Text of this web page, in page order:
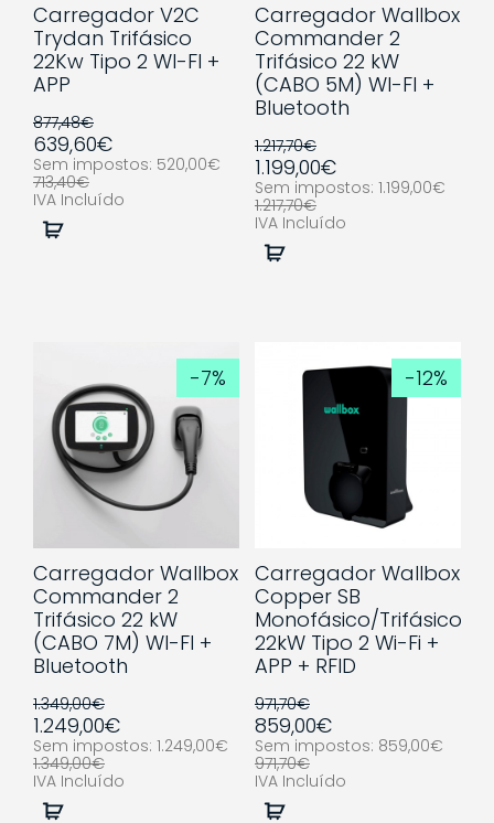
Carregador V2C
Trydan Trifásico
22Kw Tipo 2 WI-FI +
APP
877,48€
639,60€
Sem impostos: 520,00€
713,40€
IVA Incluído
Comprar
Carregador Wallbox
Commander 2
Trifásico 22 kW
(CABO 5M) WI-FI +
Bluetooth
1.217,70€
1.199,00€
Sem impostos: 1.199,00€
1.217,70€
IVA Incluído
Comprar
-7%
Carregador Wallbox
Commander 2
Trifásico 22 kW
(CABO 7M) WI-FI +
Bluetooth
1.349,00€
1.249,00€
Sem impostos: 1.249,00€
1.349,00€
IVA Incluído
Comprar
-12%
Carregador Wallbox
Copper SB
Monofásico/Trifásico
22kW Tipo 2 Wi-Fi +
APP + RFID
971,70€
859,00€
Sem impostos: 859,00€
971,70€
IVA Incluído
Comprar